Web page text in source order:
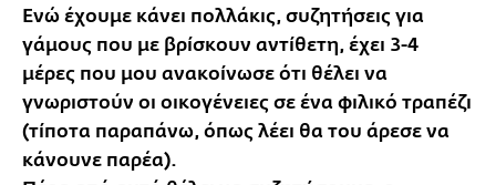
Ενώ έχουμε κάνει πολλάκις, συζητήσεις για
γάμους που με βρίσκουν αντίθετη, έχει 3-4
μέρες που μου ανακοίνωσε ότι θέλει να
γνωριστούν οι οικογένειες σε ένα φιλικό τραπέζι
(τίποτα παραπάνω, όπως λέει θα του άρεσε να
κάνουνε παρέα).